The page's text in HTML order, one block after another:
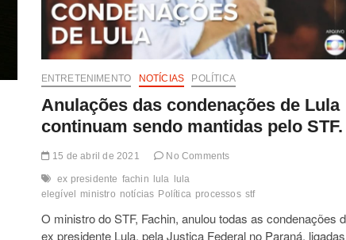
ENTRETENIMENTO NOTÍCIAS POLÍTICA
Anulações das condenações de Lula
continuam sendo mantidas pelo STF.
15 de abril de 2021 No Comments
ex presidente fachin lula lula
elegível ministro notícias Política processos stf
O ministro do STF, Fachin, anulou todas as condenações
ex presidente Lula, pela Justiça Federal no Paraná, ligadas